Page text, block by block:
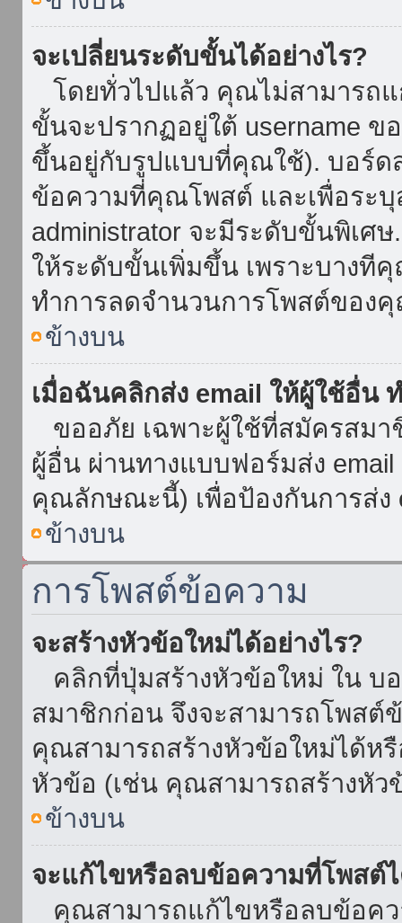
จะเปลี่ยนระดับขั้นได้อย่างไร?
โดยทั่วไปแล้ว คุณไม่สามารถ
ขั้นจะปรากฏอยู่ใต้ username
ขึ้นอยู่กับรูปแบบที่คุณใช้). บอร์ด
ข้อความที่คุณโพสต์ และเพื่อระบุ
administrator จะมีระดับขั้นพิเศ
ให้ระดับขั้นเพิ่มขึ้น เพราะบางที
ทำการลดจำนวนการโพสต์ของ
ข้างบน
เมื่อฉันคลิกส่ง email ให้ผู้ใช้อื่น
ขออภัย เฉพาะผู้ใช้ที่สมัครสมา
ผู้อื่น ผ่านทางแบบฟอร์มส่ง
คุณลักษณะนี้) เพื่อป้องกันการส่ง
ข้างบน
การโพสต์ข้อความ
จะสร้างหัวข้อใหม่ได้อย่างไร?
คลิกที่ปุ่มสร้างหัวข้อใหม่ ใน บ
สมาชิกก่อน จึงจะสามารถโพส
คุณสามารถสร้างหัวข้อใหม่ได้ห
หัวข้อ (เช่น คุณสามารถสร้างหั
ข้างบน
จะแก้ไขหรือลบข้อความที่โพสต์ไ
คุณสามารถแก้ไขหรือลบข้อคว